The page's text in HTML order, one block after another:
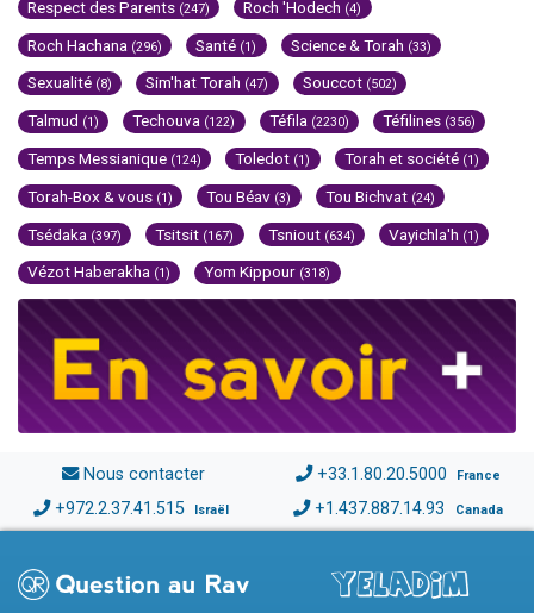
Respect des Parents (247) Roch 'Hodech (4)
Roch Hachana (296) Santé (1) Science & Torah (33)
Sexualité (8) Sim'hat Torah (47) Souccot (502)
Talmud (1) Techouva (122) Téfila (2230) Téfilines (356)
Temps Messianique (124) Toledot (1) Torah et société (1)
Torah-Box & vous (1) Tou Béav (3) Tou Bichvat (24)
Tsédaka (397) Tsitsit (167) Tsniout (634) Vayichla'h (1)
Vézot Haberakha (1) Yom Kippour (318)
Nous contacter +33.1.80.20.5000 France
+972.2.37.41.515 Israël +1.437.887.14.93 Canada